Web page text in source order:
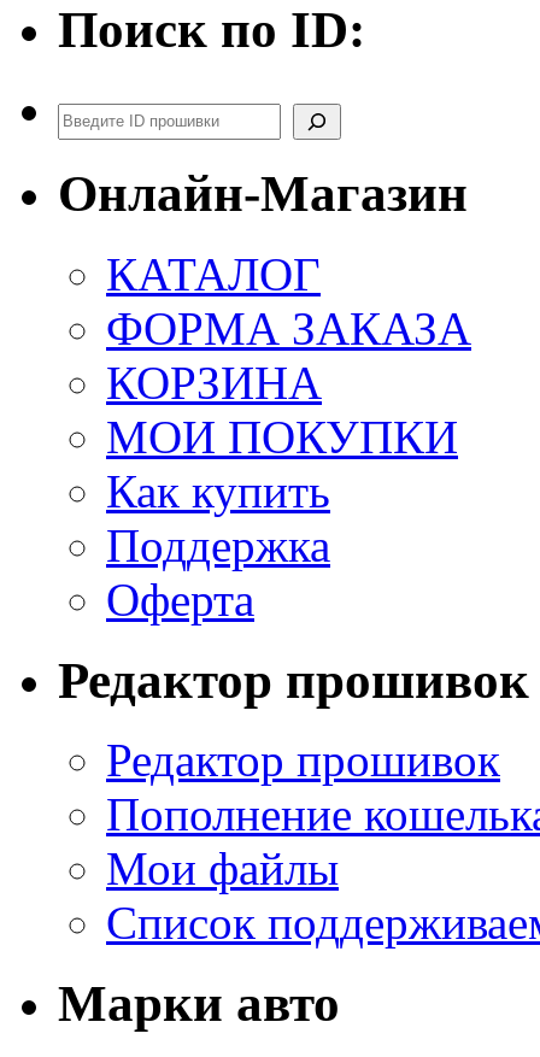
Поиск по ID:
Поиск
Онлайн-Магазин
КАТАЛОГ
ФОРМА ЗАКАЗА
КОРЗИНА
МОИ ПОКУПКИ
Как купить
Поддержка
Оферта
Редактор прошивок
Редактор прошивок
Пополнение
Мои файлы
Список
Марки авто